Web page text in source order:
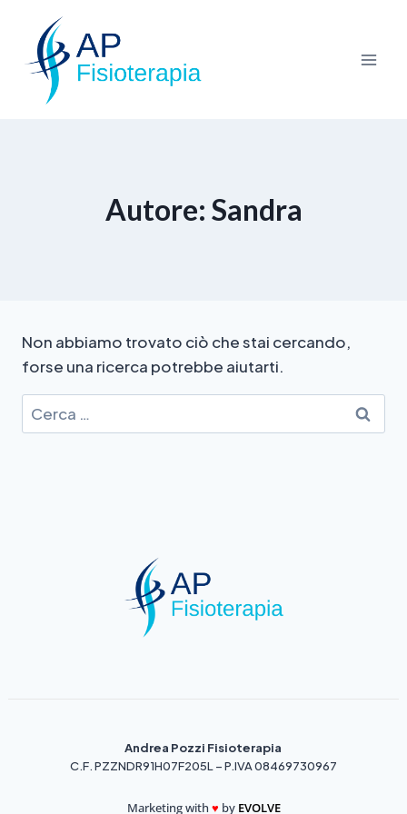
Autore: Sandra
Non abbiamo trovato ciò che stai cercando,
forse una ricerca potrebbe aiutarti.
Andrea Pozzi Fisioterapia
C.F. PZZNDR91H07F205L – P.IVA 08469730967
Marketing with ♥️ by EVOLVE